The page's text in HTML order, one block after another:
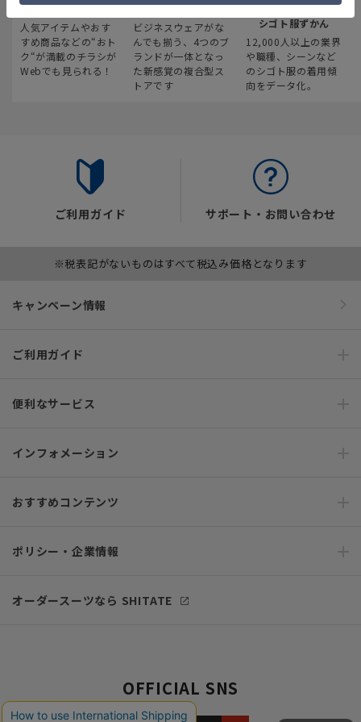
最新のお買い得情報
人気アイテムやおす
すめ商品などの“おト
ク“が満載のチラシが
Webでも見られる！
スーツスクエア
ビジネスウェアがな
んでも揃う、4つのブ
ランドが一体となっ
た新感覚の複合型ス
トアです
みんなの
シゴト服ずかん
12,000人以上の業界
や職種、シーンなど
のシゴト服の着用傾
向をデータ化。
ご利用ガイド サポート・お問い合わせ
※税表記がないものはすべて税込み価格となります
キャンペーン情報
ご利用ガイド
便利なサービス
インフォメーション
おすすめコンテンツ
ポリシー・企業情報
オーダースーツなら SHITATE
OFFICIAL SNS